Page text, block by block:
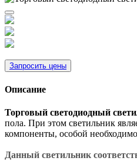
Запросить цены
Описание
Торговый светодиодный
пола. При этом светильник
компоненты, особой
Данный светильник